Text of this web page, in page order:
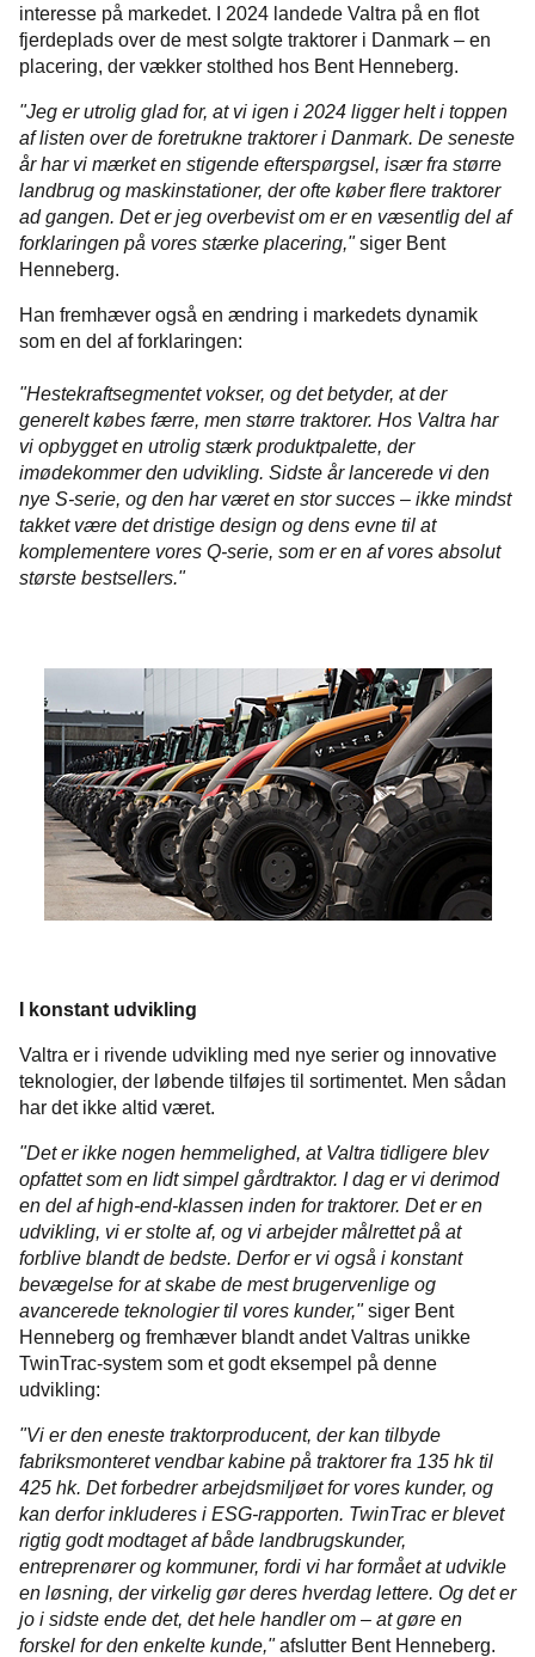
interesse på markedet. I 2024 landede Valtra på en flot
fjerdeplads over de mest solgte traktorer i Danmark – en
placering, der vækker stolthed hos Bent Henneberg.
"Jeg er utrolig glad for, at vi igen i 2024 ligger helt i toppen
af listen over de foretrukne traktorer i Danmark. De seneste
år har vi mærket en stigende efterspørgsel, især fra større
landbrug og maskinstationer, der ofte køber flere traktorer
ad gangen. Det er jeg overbevist om er en væsentlig del af
forklaringen på vores stærke placering,"siger Bent
Henneberg.
Han fremhæver også en ændring i markedets dynamik
som en del af forklaringen:
"Hestekraftsegmentet vokser, og det betyder, at der
generelt købes færre, men større traktorer. Hos Valtra har
vi opbygget en utrolig stærk produktpalette, der
imødekommer den udvikling. Sidste år lancerede vi den
nye S-serie, og den har været en stor succes – ikke mindst
takket være det dristige design og dens evne til at
komplementere vores Q-serie, som er en af vores absolut
største bestsellers."
I konstant udvikling
Valtra er i rivende udvikling med nye serier og innovative
teknologier, der løbende tilføjes til sortimentet. Men sådan
har det ikke altid været.
"Det er ikke nogen hemmelighed, at Valtra tidligere blev
opfattet som en lidt simpel gårdtraktor. I dag er vi derimod
en del af high-end-klassen inden for traktorer. Det er en
udvikling, vi er stolte af, og vi arbejder målrettet på at
forblive blandt de bedste. Derfor er vi også i konstant
bevægelse for at skabe de mest brugervenlige og
avancerede teknologier til vores kunder,"siger Bent
Henneberg og fremhæver blandt andet Valtras unikke
TwinTrac-system som et godt eksempel på denne
udvikling:
"Vi er den eneste traktorproducent, der kan tilbyde
fabriksmonteret vendbar kabine på traktorer fra 135 hk til
425 hk. Det forbedrer arbejdsmiljøet for vores kunder, og
kan derfor inkluderes i ESG-rapporten. TwinTrac er blevet
rigtig godt modtaget af både landbrugskunder,
entreprenører og kommuner, fordi vi har formået at udvikle
en løsning, der virkelig gør deres hverdag lettere. Og det er
jo i sidste ende det, det hele handler om – at gøre en
forskel for den enkelte kunde,"afslutter Bent Henneberg.